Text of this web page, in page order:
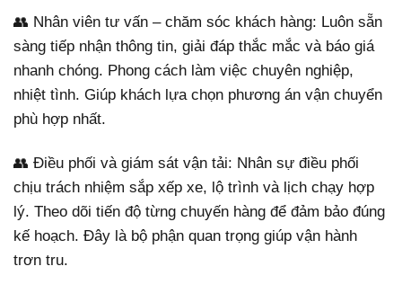
👥 Nhân viên tư vấn – chăm sóc khách hàng: Luôn sẵn
sàng tiếp nhận thông tin, giải đáp thắc mắc và báo giá
nhanh chóng. Phong cách làm việc chuyên nghiệp,
nhiệt tình. Giúp khách lựa chọn phương án vận chuyển
phù hợp nhất.
👥 Điều phối và giám sát vận tải: Nhân sự điều phối
chịu trách nhiệm sắp xếp xe, lộ trình và lịch chạy hợp
lý. Theo dõi tiến độ từng chuyến hàng để đảm bảo đúng
kế hoạch. Đây là bộ phận quan trọng giúp vận hành
trơn tru.